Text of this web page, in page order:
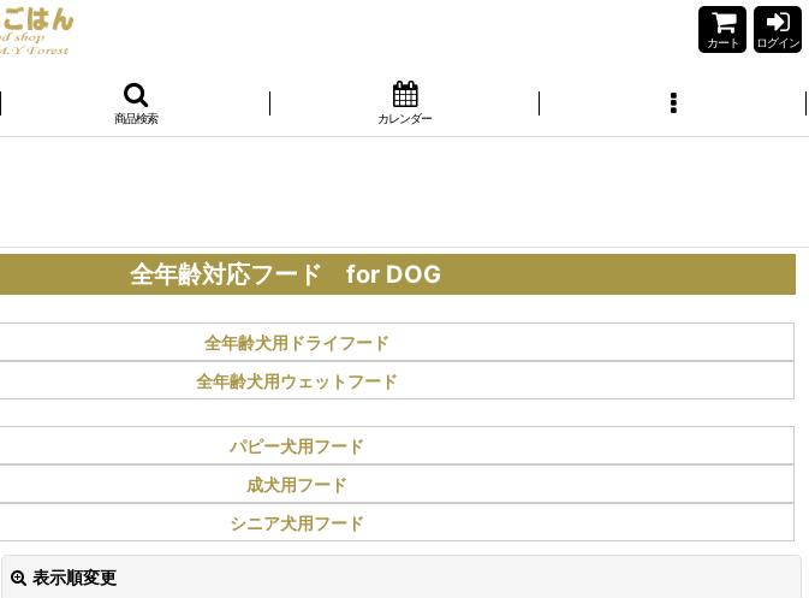
カート ログイン
商品検索 カレンダー
全年齢対応フード for DOG
全年齢犬用ドライフード
全年齢犬用ウェットフード
パピー犬用フード
成犬用フード
シニア犬用フード
表示順変更